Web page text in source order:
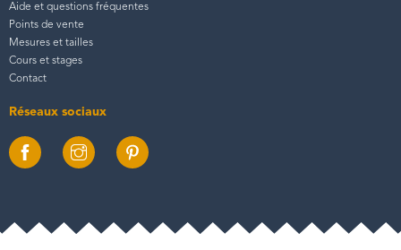
Aide et questions fréquentes
Points de vente
Mesures et tailles
Cours et stages
Contact
Réseaux sociaux